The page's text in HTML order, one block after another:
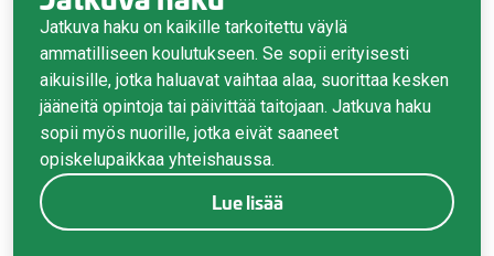
Jatkuva haku on kaikille tarkoitettu väylä
ammatilliseen koulutukseen. Se sopii erityisesti
aikuisille, jotka haluavat vaihtaa alaa, suorittaa kesken
jääneitä opintoja tai päivittää taitojaan. Jatkuva haku
sopii myös nuorille, jotka eivät saaneet
opiskelupaikkaa yhteishaussa.
Lue lisää